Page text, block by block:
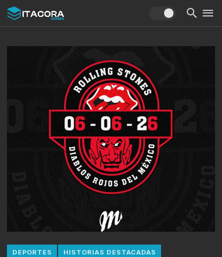
DEPORTES HISTORIAS DESTACADAS